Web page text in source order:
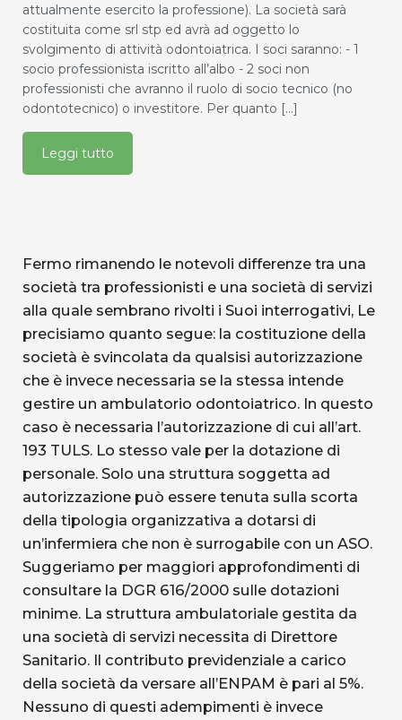
attualmente esercito la professione). La società sarà
costituita come srl stp ed avrà ad oggetto lo
svolgimento di attività odontoiatrica. I soci saranno: - 1
socio professionista iscritto all’albo - 2 soci non
professionisti che avranno il ruolo di socio tecnico (no
odontotecnico) o investitore. Per quanto [...]
Leggi tutto
Fermo rimanendo le notevoli differenze tra una
società tra professionisti e una società di servizi
alla quale sembrano rivolti i Suoi interrogativi, Le
precisiamo quanto segue: la costituzione della
società è svincolata da qualsisi autorizzazione
che è invece necessaria se la stessa intende
gestire un ambulatorio odontoiatrico. In questo
caso è necessaria l’autorizzazione di cui all’art.
193 TULS. Lo stesso vale per la dotazione di
personale. Solo una struttura soggetta ad
autorizzazione può essere tenuta sulla scorta
della tipologia organizzativa a dotarsi di
un’infermiera che non è surrogabile con un ASO.
Suggeriamo per maggiori approfondimenti di
consultare la DGR 616/2000 sulle dotazioni
minime. La struttura ambulatoriale gestita da
una società di servizi necessita di Direttore
Sanitario. Il contributo previdenziale a carico
della società da versare all’ENPAM è pari al 5%.
Nessuno di questi adempimenti è invece